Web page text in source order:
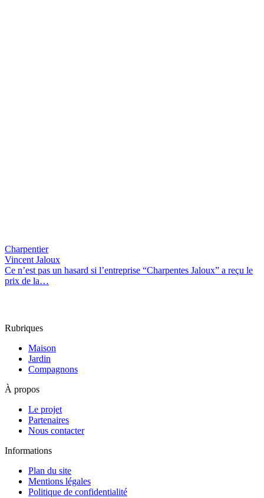
Charpentier
Vincent Jaloux
Ce n’est pas un hasard si l’entreprise “Charpentes Jaloux” a reçu le
prix de la…
Rubriques
Maison
Jardin
Compagnons
À propos
Le projet
Partenaires
Nous contacter
Informations
Plan du site
Mentions légales
Politique de confidentialité